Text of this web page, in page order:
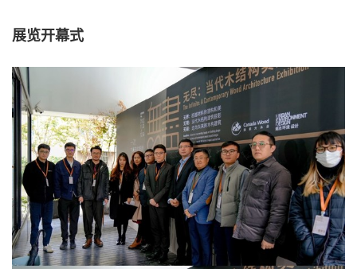
展览开幕式